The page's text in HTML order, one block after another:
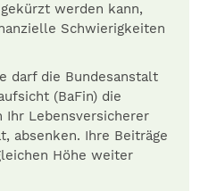
werden kann,
Schwierigkeiten
darf die Bundesanstalt
(BaFin) die
Ihr Lebensversicherer
absenken. Ihre Beiträge
Höhe weiter